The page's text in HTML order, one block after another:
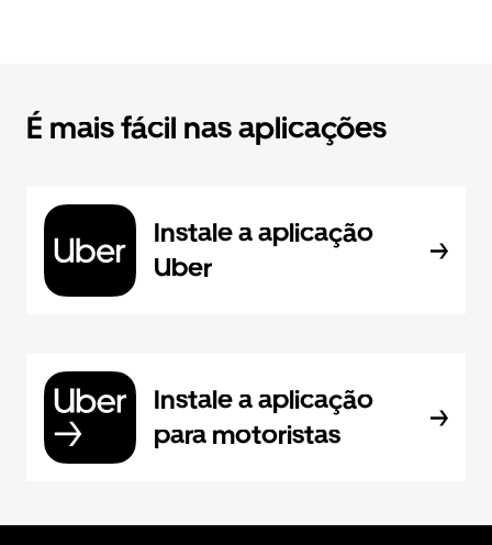
É mais fácil nas aplicações
Instale a aplicação
Uber
Instale a aplicação
para motoristas